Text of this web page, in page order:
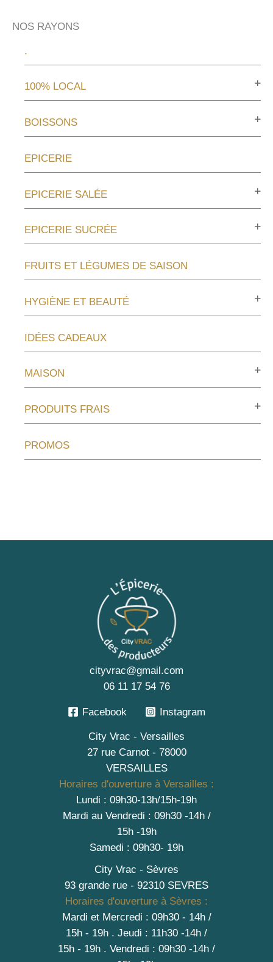
NOS RAYONS
.
100% LOCAL
BOISSONS
EPICERIE
EPICERIE SALÉE
EPICERIE SUCRÉE
FRUITS ET LÉGUMES DE SAISON
HYGIÈNE ET BEAUTÉ
IDÉES CADEAUX
MAISON
PRODUITS FRAIS
PROMOS
cityvrac@gmail.com
06 11 17 54 76
Facebook Instagram
City Vrac - Versailles
27 rue Carnot - 78000
VERSAILLES
Horaires d'ouverture à Versailles :
Lundi : 09h30-13h/15h-19h
Mardi au Vendredi : 09h30 -14h /
15h -19h
Samedi : 09h30- 19h
City Vrac - Sèvres
93 grande rue - 92310 SEVRES
Horaires d'ouverture à Sèvres :
Mardi et Mercredi : 09h30 - 14h /
15h - 19h . Jeudi : 11h30 -14h /
15h - 19h . Vendredi : 09h30 -14h /